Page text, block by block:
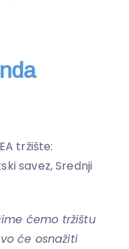
tržište:
savez, Srednji
ćemo tržištu
će osnažiti